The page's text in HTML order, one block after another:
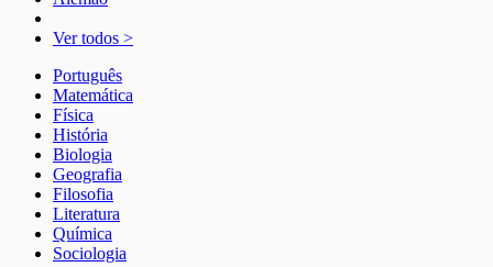
Ver todos >
Português
Matemática
Física
História
Biologia
Geografia
Filosofia
Literatura
Química
Sociologia